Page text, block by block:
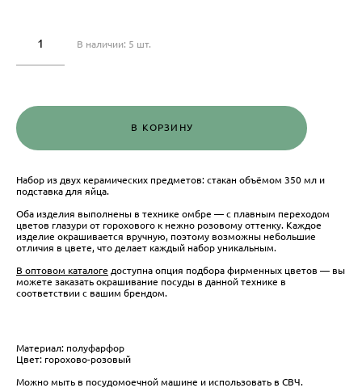
В наличии: 5 шт.
В КОРЗИНУ
Набор из двух керамических предметов: стакан объёмом 350 мл и
подставка для яйца.
Оба изделия выполнены в технике омбре — с плавным переходом
цветов глазури от горохового к нежно розовому оттенку. Каждое
изделие окрашивается вручную, поэтому возможны небольшие
отличия в цвете, что делает каждый набор уникальным.
В оптовом каталоге доступна опция подбора фирменных цветов — вы
можете заказать окрашивание посуды в данной технике в
соответствии с вашим брендом.
Материал: полуфарфор
Цвет: горохово-розовый
Можно мыть в посудомоечной машине и использовать в СВЧ.